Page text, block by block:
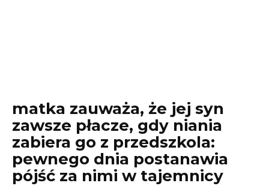
matka zauważa, że jej syn
zawsze płacze, gdy niania
zabiera go z przedszkola:
pewnego dnia postanawia
pójść za nimi w tajemnicy